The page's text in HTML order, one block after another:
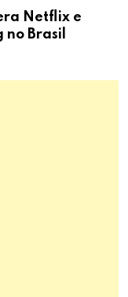
Netflix e
Brasil